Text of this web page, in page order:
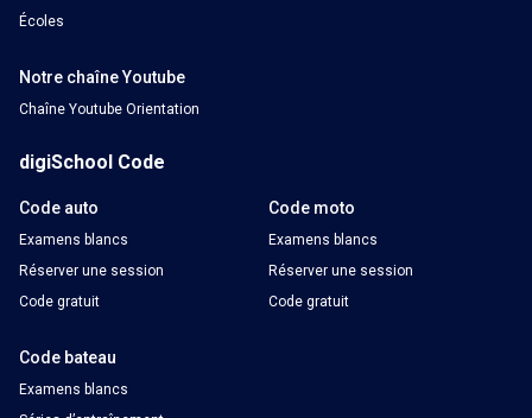
Écoles
Notre chaîne Youtube
Chaîne Youtube Orientation
digiSchool Code
Code auto
Examens blancs
Réserver une session
Code gratuit
Code moto
Examens blancs
Réserver une session
Code gratuit
Code bateau
Examens blancs